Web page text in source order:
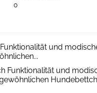
0
und
Funktionalität und